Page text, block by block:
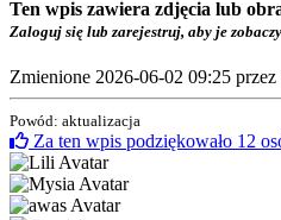
Ten wpis zawiera zdjęcia lub
Zaloguj się lub zarejestruj, aby je
Zmienione 2026-06-02 09:25 przez
Powód: aktualizacja
Za ten wpis podziękowało 12